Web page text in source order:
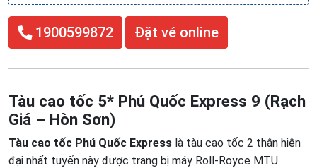
1900599872 Đặt vé online
Tàu cao tốc 5* Phú Quốc Express 9 (Rạch
Giá – Hòn Sơn)
Tàu cao tốc Phú Quốc Express là tàu cao tốc 2 thân hiện
đại nhất tuyến này được trang bị máy Roll-Royce MTU